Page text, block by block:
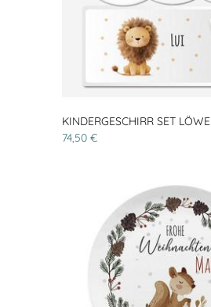
KINDERGESCHIRR SET LÖWE
74,50 €